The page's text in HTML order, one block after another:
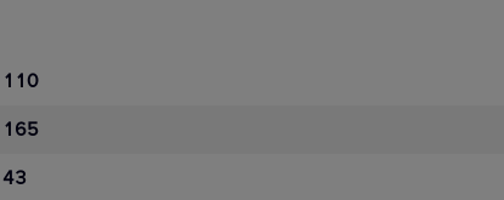
110
165
43